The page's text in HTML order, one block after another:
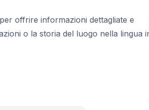
offrire informazioni dettagliate e
o la storia del luogo nella lingua